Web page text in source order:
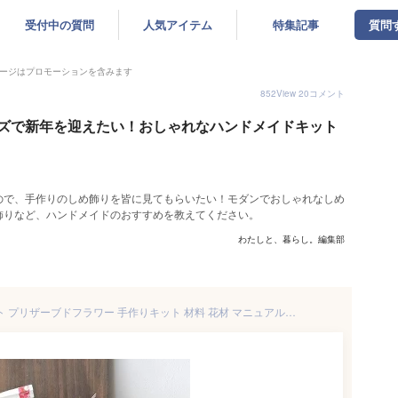
受付中の質問 人気アイテム 特集記事 質問
ジはプロモーションを含みます
852View 20コメント
で新年を迎えたい！おしゃれなハンドメイドキット
、手作りのしめ飾りを皆に見てもらいたい！モダンでおしゃれなしめ
など、ハンドメイドのおすすめを教えてください。
わたしと、暮らし。編集部